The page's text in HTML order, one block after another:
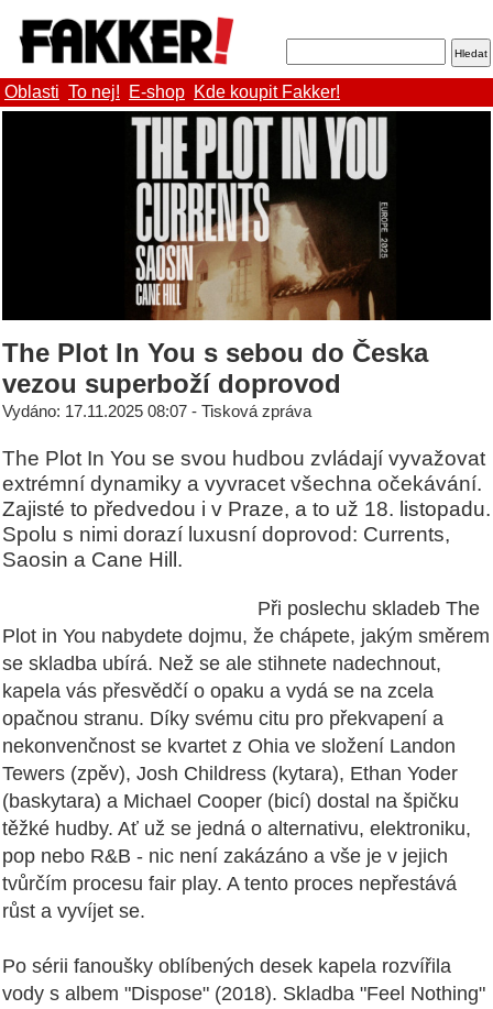
Oblasti To nej! E-shop Kde koupit Fakker!
The Plot In You s sebou do Česka
vezou superboží doprovod
Vydáno: 17.11.2025 08:07 - Tisková zpráva
The Plot In You se svou hudbou zvládají vyvažovat
extrémní dynamiky a vyvracet všechna očekávání.
Zajisté to předvedou i v Praze, a to už 18. listopadu.
Spolu s nimi dorazí luxusní doprovod: Currents,
Saosin a Cane Hill.
Při poslechu skladeb The
Plot in You nabydete dojmu, že chápete, jakým směrem
se skladba ubírá. Než se ale stihnete nadechnout,
kapela vás přesvědčí o opaku a vydá se na zcela
opačnou stranu. Díky svému citu pro překvapení a
nekonvenčnost se kvartet z Ohia ve složení Landon
Tewers (zpěv), Josh Childress (kytara), Ethan Yoder
(baskytara) a Michael Cooper (bicí) dostal na špičku
těžké hudby. Ať už se jedná o alternativu, elektroniku,
pop nebo R&B - nic není zakázáno a vše je v jejich
tvůrčím procesu fair play. A tento proces nepřestává
růst a vyvíjet se.
Po sérii fanoušky oblíbených desek kapela rozvířila
vody s albem "Dispose" (2018). Skladba "Feel Nothing"